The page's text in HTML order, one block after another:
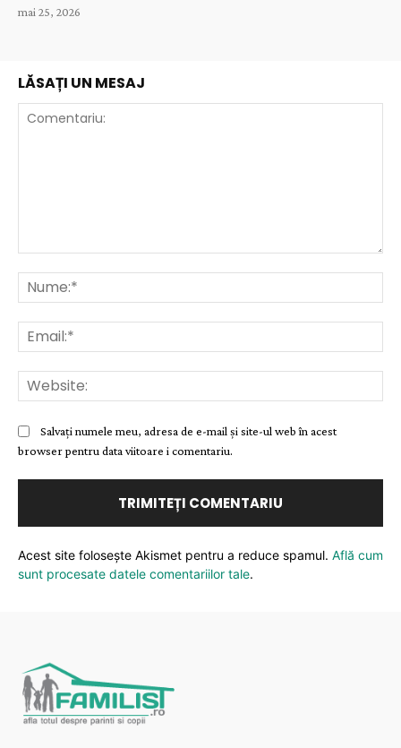
mai 25, 2026
LĂSAȚI UN MESAJ
Salvați numele meu, adresa de e-mail și site-ul web în acest
browser pentru data viitoare i comentariu.
Acest site folosește Akismet pentru a reduce spamul. Află cum
sunt procesate datele comentariilor tale.